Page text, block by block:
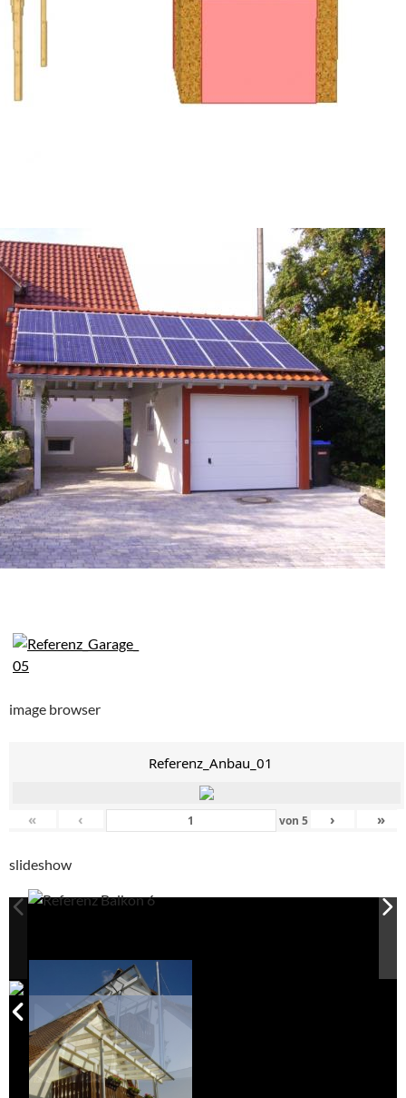
image browser
Referenz_Anbau_01
« ‹ von 5 › »
slideshow